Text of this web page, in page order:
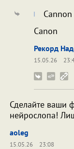
Cannon
Canon
Рекорд
15.05.26
Сделайте ваши
нейрослопа!
aoleg
15.05.26
23:08